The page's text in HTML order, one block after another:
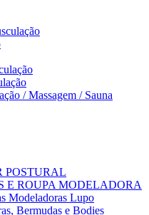
/ Massagem / Sauna
POSTURAL
E ROUPA MODELADORA
Modeladoras Lupo
Bermudas e Bodies